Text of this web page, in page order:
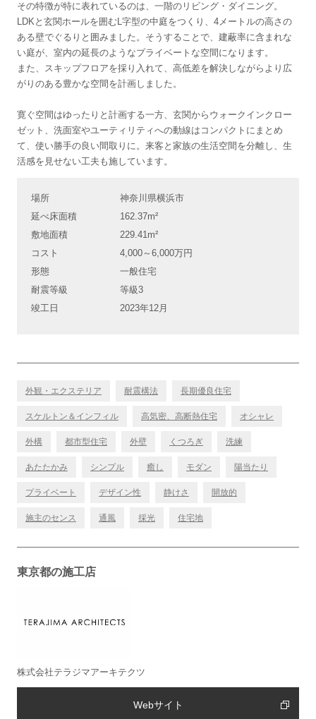
その特徴が特に表れているのは、一階のリビング・ダイニング。
LDKと玄関ホールを囲むL字型の中庭をつくり、4メートルの高さの
ある壁でぐるりと囲みました。そうすることで、建蔽率に含まれな
い庭が、室内の延長のようなプライベートな空間になります。
また、スキップフロアを採り入れて、高低差を解決しながらより広
がりのある豊かな空間を計画しました。
寛ぐ空間はゆったりと計画する一方、玄関からウォークインクロー
ゼット、洗面室やユーティリティへの動線はコンパクトにまとめ
て、使い勝手の良い間取りに。来客と家族の生活空間を分離し、生
活感を見せない工夫も施しています。
場所
神奈川県横浜市
延べ床面積
162.37m²
敷地面積
229.41m²
コスト
4,000～6,000万円
形態
一般住宅
耐震等級
等級3
竣工日
2023年12月
外観・エクステリア 耐震構法 長期優良住宅
スケルトン＆インフィル 高気密、高断熱住宅 オシャレ
外構 都市型住宅 外壁 くつろぎ 洗練
あたたかみ シンプル 癒し モダン 陽当たり
プライベート デザイン性 静けさ 開放的
施主のセンス 通風 採光 住宅地
東京都の施工店
株式会社テラジマアーキテクツ
Webサイト